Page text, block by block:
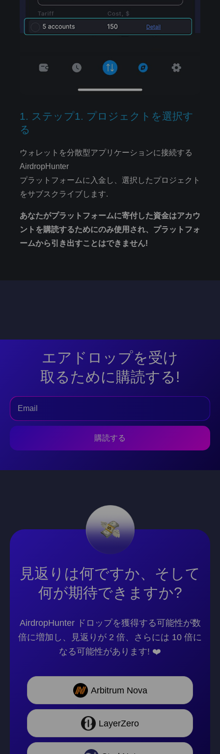
1. ステップ1. プロジェクトを選択す
る
ウォレットを分散型アプリケーションに接続する
AirdropHunter
プラットフォームに入金し、選択したプロジェクト
をサブスクライブします.
あなたがプラットフォームに寄付した資金はアカウ
ントを購読するためにのみ使用され、プラットフォ
ームから引き出すことはできません!
エアドロップを受け
取るために購読する!
購読する
見返りは何ですか、そして
何が期待できますか?
AirdropHunter ドロップを獲得する可能性が数
倍に増加し、見返りが 2 倍、さらには 10 倍に
なる可能性があります! ❤️
Arbitrum Nova
LayerZero